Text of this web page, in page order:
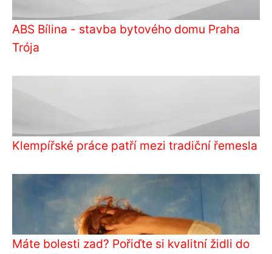
ABS Bílina - stavba bytového domu Praha
Trója
Klempířské práce patří mezi tradiční řemesla
Máte bolesti zad? Pořiďte si kvalitní židli do